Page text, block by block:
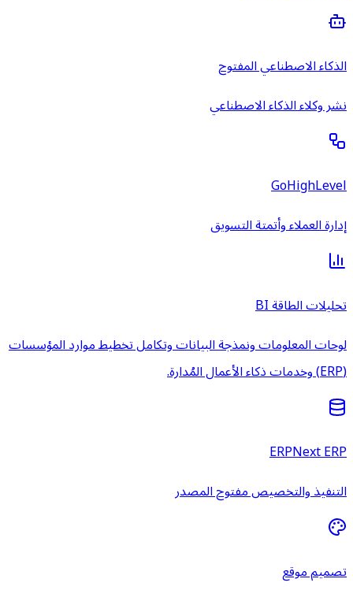
الذكاء الاصطناعي المفتوح
نشر وكلاء الذكاء الاصطناعي
GoHighLevel
إدارة العملاء وأتمتة التسويق
تحليلات الطاقة BI
لوحات المعلومات ونمذجة البيانات وتكامل تخطيط موارد المؤسسات
(ERP) وخدمات ذكاء الأعمال المُدارة.
ERPNext ERP
التنفيذ والتخصيص مفتوح المصدر
تصميم موقع